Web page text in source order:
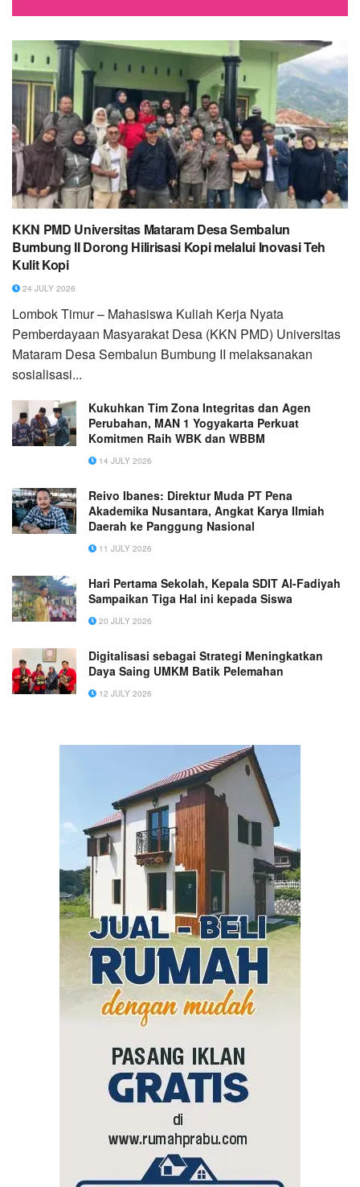
KKN PMD Universitas Mataram Desa Sembalun
Bumbung II Dorong Hilirisasi Kopi melalui Inovasi Teh
Kulit Kopi
24 JULY 2026
Lombok Timur – Mahasiswa Kuliah Kerja Nyata
Pemberdayaan Masyarakat Desa (KKN PMD) Universitas
Mataram Desa Sembalun Bumbung II melaksanakan
sosialisasi...
Kukuhkan Tim Zona Integritas dan Agen
Perubahan, MAN 1 Yogyakarta Perkuat
Komitmen Raih WBK dan WBBM
14 JULY 2026
Reivo Ibanes: Direktur Muda PT Pena
Akademika Nusantara, Angkat Karya Ilmiah
Daerah ke Panggung Nasional
11 JULY 2026
Hari Pertama Sekolah, Kepala SDIT Al-Fadiyah
Sampaikan Tiga Hal ini kepada Siswa
20 JULY 2026
Digitalisasi sebagai Strategi Meningkatkan
Daya Saing UMKM Batik Pelemahan
12 JULY 2026